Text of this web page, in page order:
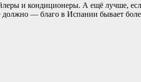
и кондиционеры. А ещё лучше,
— благо в Испании бывает